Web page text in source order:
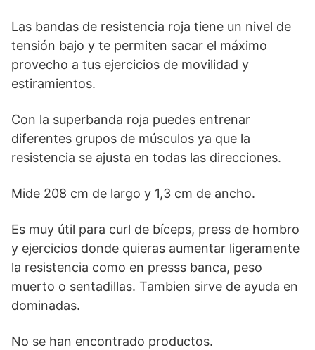
Las bandas de resistencia roja tiene un nivel de
tensión bajo y te permiten sacar el máximo
provecho a tus ejercicios de movilidad y
estiramientos.
Con la superbanda roja puedes entrenar
diferentes grupos de músculos ya que la
resistencia se ajusta en todas las direcciones.
Mide 208 cm de largo y 1,3 cm de ancho.
Es muy útil para curl de bíceps, press de hombro
y ejercicios donde quieras aumentar ligeramente
la resistencia como en presss banca, peso
muerto o sentadillas. Tambien sirve de ayuda en
dominadas.
No se han encontrado productos.